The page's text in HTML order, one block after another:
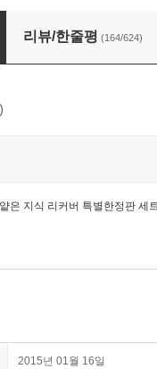
은 지식 : 현실너머 편
리뷰/한줄평 (164/624)
은 지식 리커버 특별한정판 세
2015년 01월 16일